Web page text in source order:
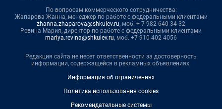
По вопросам коммерческого сотрудничества:
Жапарова Жанна, менеджер по работе с федеральными клиентами
zhanna.zhaparova@shkulev.ru, моб. + 7 982 640 34 32
Ревина Мария, директор по работе с федеральными клиентами
mariya.revina@shkulev.ru, моб. +7 910 402 4056
Редакция сайта не несет ответственности за достоверность
информации, содержащейся в рекламных объявлениях.
Информация об ограничениях
Политика использования cookies
Рекомендательные системы